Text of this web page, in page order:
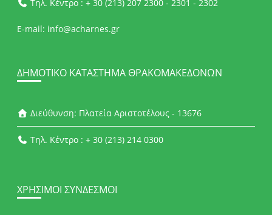
Τηλ. Κέντρο : + 30 (213) 207 2300 - 2301 - 2302
E-mail: info@acharnes.gr
ΔΗΜΟΤΙΚΌ ΚΑΤΆΣΤΗΜΑ ΘΡΑΚΟΜΑΚΕΔΌΝΩΝ
Διεύθυνση: Πλατεία Αριστοτέλους - 13676
Τηλ. Κέντρο : + 30 (213) 214 0300
ΧΡΉΣΙΜΟΙ ΣΎΝΔΕΣΜΟΙ